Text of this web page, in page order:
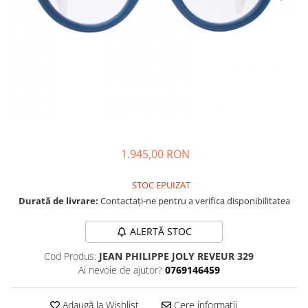
Materiale prețioase
Last Chance %
Materiale prețioase
Last chance %
KUBORAUM
LA LOOP
1.945,00 RON
STOC EPUIZAT
Durată de livrare: Contactați-ne pentru a verifica disponibilitatea
ALERTĂ STOC
Cod Produs: JEAN PHILIPPE JOLY REVEUR 329
Ai nevoie de ajutor? 0769146459
Adaugă la Wishlist Cere informații